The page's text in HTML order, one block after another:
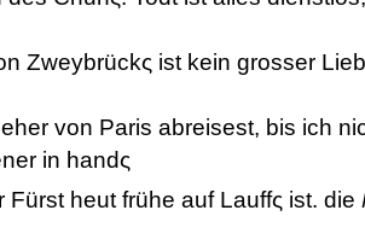
Zweybrückς ist kein grosser
von Paris abreisest, bis ich
in handς
Fürst heut frühe auf Lauffς ist. die